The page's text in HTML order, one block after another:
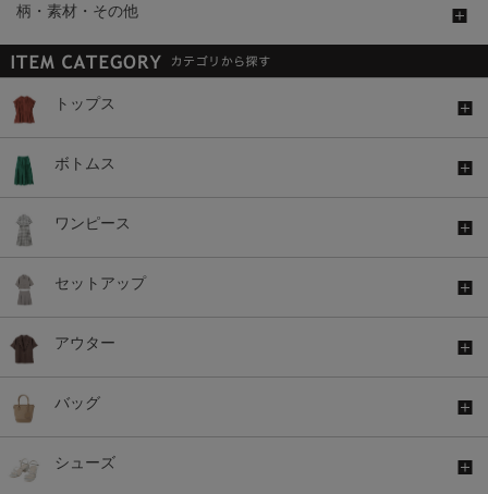
柄・素材・その他
トップス
ボトムス
ワンピース
セットアップ
アウター
バッグ
シューズ